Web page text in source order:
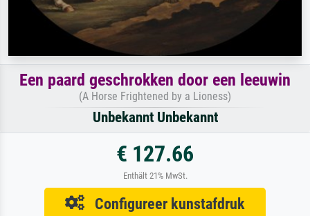
Een paard geschrokken door een leeuwin
(A Horse Frightened by a Lioness)
Unbekannt Unbekannt
€ 127.66
Enthält 21% MwSt.
Configureer kunstafdruk